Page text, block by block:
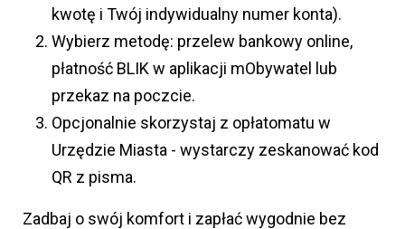
kwotę i Twój indywidualny numer konta).
Wybierz metodę: przelew bankowy online,
płatność BLIK w aplikacji mObywatel lub
przekaz na poczcie.
Opcjonalnie skorzystaj z opłatomatu w
Urzędzie Miasta - wystarczy zeskanować kod
QR z pisma.
Zadbaj o swój komfort i zapłać wygodnie bez